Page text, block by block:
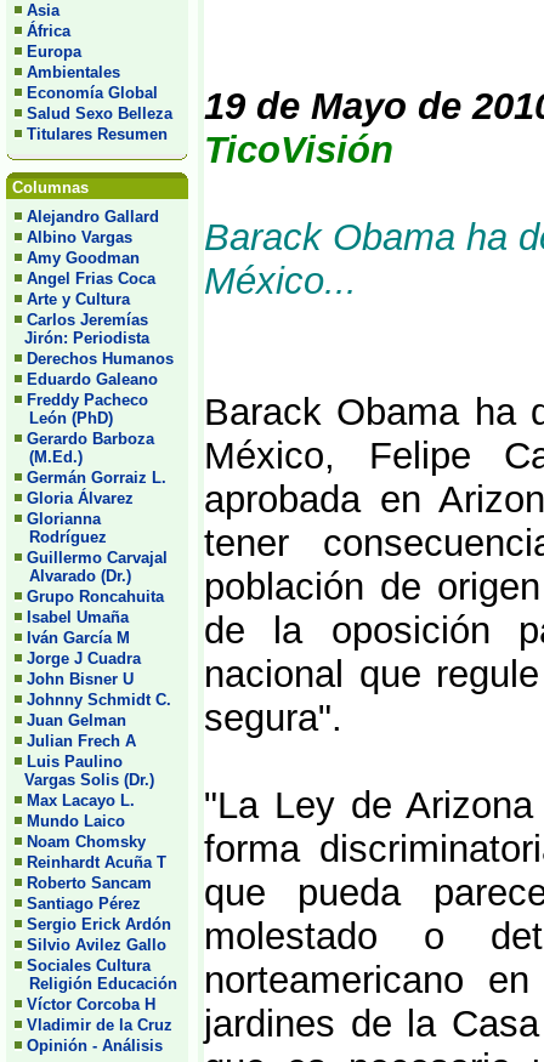
Asia
África
Europa
Ambientales
Economía Global
Salud Sexo Belleza
Titulares Resumen
Columnas
Alejandro Gallard
Albino Vargas
Amy Goodman
Angel Frias Coca
Arte y Cultura
Carlos Jeremías
Jirón: Periodista
Derechos Humanos
Eduardo Galeano
Freddy Pacheco
León (PhD)
Gerardo Barboza
(M.Ed.)
Germán Gorraiz L.
Gloria Álvarez
Glorianna
Rodríguez
Guillermo Carvajal
Alvarado (Dr.)
Grupo Roncahuita
Isabel Umaña
Iván García M
Jorge J Cuadra
John Bisner U
Johnny Schmidt C.
Juan Gelman
Julian Frech A
Luis Paulino
Vargas Solis (Dr.)
Max Lacayo L.
Mundo Laico
Noam Chomsky
Reinhardt Acuña T
Roberto Sancam
Santiago Pérez
Sergio Erick Ardón
Silvio Avilez Gallo
Sociales Cultura
Religión Educación
Víctor Corcoba H
Vladimir de la Cruz
Opinión - Análisis
19 de Mayo de
TicoVisión
Barack Obama ha
México...
Barack Obama ha
México, Felipe
aprobada en
tener
población de
de la oposición
nacional que
segura".
"La Ley de
forma
que pueda
molestado o
norteamericano
jardines de la